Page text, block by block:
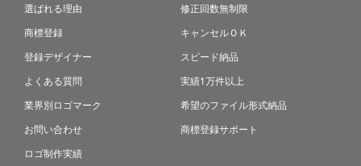
選ばれる理由
商標登録
登録デザイナー
よくある質問
業界別ロゴマーク
お問い合わせ
ロゴ制作実績
修正回数無制限
キャンセルＯＫ
スピード納品
実績1万件以上
希望のファイル形式納品
商標登録サポート